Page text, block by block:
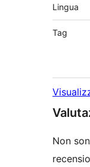
Lingua
Tag
Non